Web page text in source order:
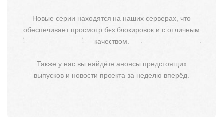
Новые серии находятся на наших серверах, что
обеспечивает просмотр без блокировок и с отличным
качеством.
Также у нас вы найдёте анонсы предстоящих
выпусков и новости проекта за неделю вперёд.